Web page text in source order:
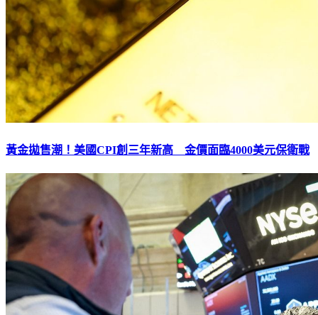
黃金拋售潮！美國CPI創三年新高 金價面臨4000美元保衛戰